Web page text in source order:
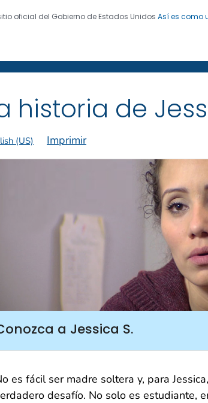
oficial del Gobierno de Estados Unidos Así es como
CDC 24/7: Salvamos
historia de
(US) Imprimir
a Jessica S.
es fácil ser madre soltera y, para
desafío. No solo es estudiante,